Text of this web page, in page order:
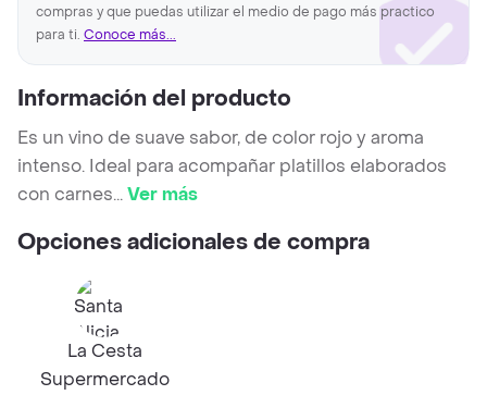
compras y que puedas utilizar el medio de pago más practico
para ti. Conoce más...
Información del producto
Es un vino de suave sabor, de color rojo y aroma
intenso. Ideal para acompañar platillos elaborados
con carnes...Ver más
Opciones adicionales de compra
La Cesta
Supermercado